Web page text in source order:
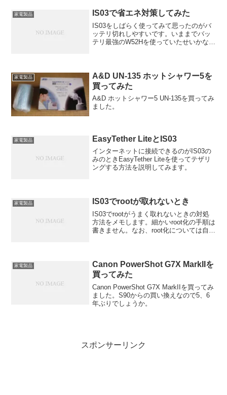
テナ...
家電製品 IS03で省エネ対策してみた
IS03をしばらく使ってみて思ったのがバ
ッテリ切れしやすいです。いままでバッ
テリ最強のW52Hを使っていたせいかなお
じなんですけどね...
家電製品
A&D UN-135 ホットシャワー5を
買ってみた
A&D ホットシャワー5 UN-135を買ってみ
ました。
家電製品 EasyTether LiteとIS03
インターネットに接続できるのがIS03の
みのときEasyTether Liteを使ってテザリ
ングする方法を説明してみます。
家電製品 IS03でrootが取れないとき
IS03でrootがうまく取れないときの対処
方法をメモします。細かいroot化の手順は
書きません。なお、root化については自己
家電製品
Canon PowerShot G7X MarkIIを
買ってみた
Canon PowerShot G7X MarkIIを買ってみ
ました。S90からの買い換えなので5、6
年ぶりでしょうか。
スポンサーリンク